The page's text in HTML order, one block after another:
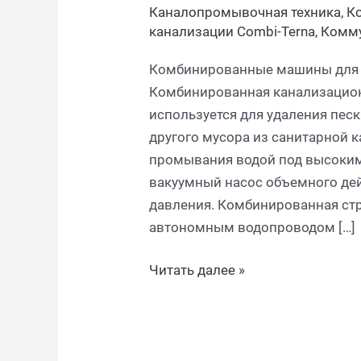
Каналопромывочная техника,
канализации Combi-Terna,
Комбинированные машины для
Комбинированная
используется для удаления
другого мусора из санитарной
промывания водой под
вакуумный насос объемного
давления. Комбинированная
автономным водопроводом […]
Читать далее »